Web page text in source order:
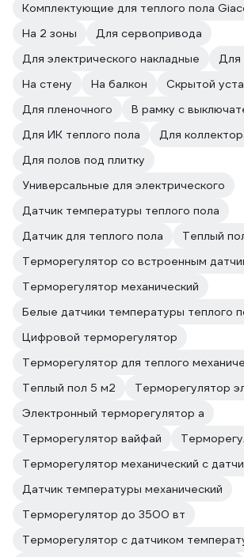
Комплектующие для теплого пола
На 2 зоны
Для сервопривода
Для электрического накладные
Для
На стену
На балкон
Скрытой
Для пленочного
В рамку с
Для ИК теплого пола
Для
Для полов под плитку
Универсальные для электрического
Датчик температуры теплого пола
Датчик для теплого пола
Теплый
Терморегулятор со встроенным
Терморегулятор механический
Белые датчики температуры теплого
Цифровой терморегулятор
Терморегулятор для теплого
Теплый пол 5 м2
Терморегулятор
Электронный терморегулятор а
Терморегулятор вайфай
Датчик температуры механический
Терморегулятор до 3500 вт
Терморегулятор с датчиком